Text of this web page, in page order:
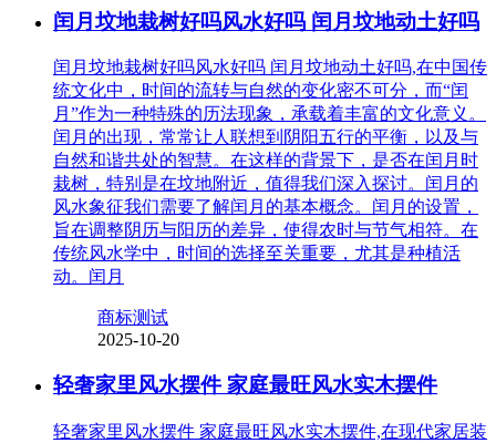
闰月坟地栽树好吗风水好吗 闰月坟地动土好吗
闰月坟地栽树好吗风水好吗 闰月坟地动土好吗,在中国传
统文化中，时间的流转与自然的变化密不可分，而“闰
月”作为一种特殊的历法现象，承载着丰富的文化意义。
闰月的出现，常常让人联想到阴阳五行的平衡，以及与
自然和谐共处的智慧。在这样的背景下，是否在闰月时
栽树，特别是在坟地附近，值得我们深入探讨。闰月的
风水象征我们需要了解闰月的基本概念。闰月的设置，
旨在调整阴历与阳历的差异，使得农时与节气相符。在
传统风水学中，时间的选择至关重要，尤其是种植活
动。闰月
商标测试
2025-10-20
轻奢家里风水摆件 家庭最旺风水实木摆件
轻奢家里风水摆件 家庭最旺风水实木摆件,在现代家居装